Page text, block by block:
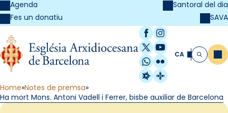
Agenda
Fes un donatiu
Santoral del dia
SAVA
Facebook
Instagram
X / Twitter
YouTube
WhatsApp
Flickr
Radio Estel
Catalunya
CA Cerca
Home Notes de premsa
Ha mort Mons. Antoni Vadell i Ferrer, bisbe auxiliar de Barcelona